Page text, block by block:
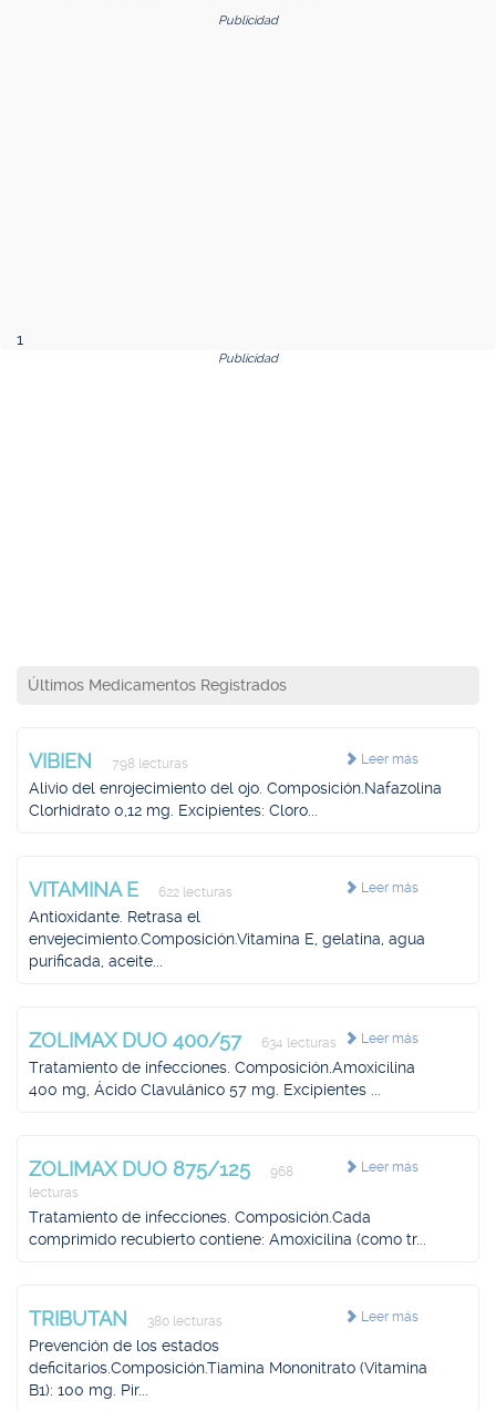
Publicidad
1
Publicidad
Últimos Medicamentos Registrados
Leer más
VIBIEN 798 lecturas
Alivio del enrojecimiento del ojo. Composición.Nafazolina
Clorhidrato 0,12 mg. Excipientes: Cloro...
Leer más
VITAMINA E 622 lecturas
Antioxidante. Retrasa el
envejecimiento.Composición.Vitamina E, gelatina, agua
purificada, aceite...
Leer más
ZOLIMAX DUO 400/57 634 lecturas
Tratamiento de infecciones. Composición.Amoxicilina
400 mg, Ácido Clavulánico 57 mg. Excipientes ...
Leer más
ZOLIMAX DUO 875/125
968
lecturas
Tratamiento de infecciones. Composición.Cada
comprimido recubierto contiene: Amoxicilina (como tr...
Leer más
TRIBUTAN 380 lecturas
Prevención de los estados
deficitarios.Composición.Tiamina Mononitrato (Vitamina
B1): 100 mg. Pir...